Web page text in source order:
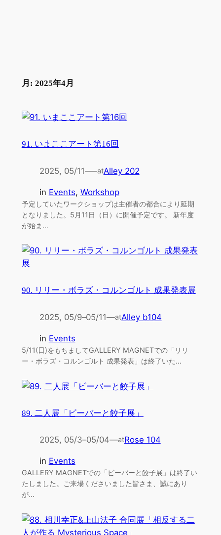
月: 2025年4月
91. いまここアート第16回
2025, 05/11–—atAlley 202
in Events, Workshop
予定していたワークショップは主催者の都合により延期
となりました。5月11日（日）に開催予定です。 新年度
が始ま…
90. リリー・ボラズ・コルンゴルト 成果発表展
2025, 05/9–05/11—atAlley b104
in Events
5/11(日)をもちましてGALLERY MAGNETでの「リリ
ー・ボラズ・コルンゴルト 成果発表」は終了いた…
89. 二人展「ビーバーと餃子展」
2025, 05/3–05/04—atRose 104
in Events
GALLERY MAGNETでの「ビーバーと餃子展」は終了い
たしました。ご来場くださいました皆さま、誠にあり
が…